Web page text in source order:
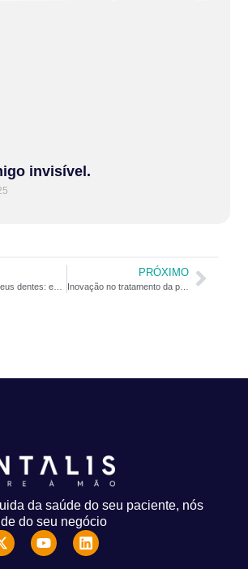
invisível.
PRÓXIMO
Inovação no tratamento da periodontite
da saúde do seu paciente, nós
do seu negócio